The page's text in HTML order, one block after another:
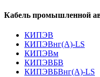
Кабель промышленной
КИПЭВ
КИПЭВнг(А)-LS
КИПЭВм
КИПЭВБВ
КИПЭВБВнг(А)-LS